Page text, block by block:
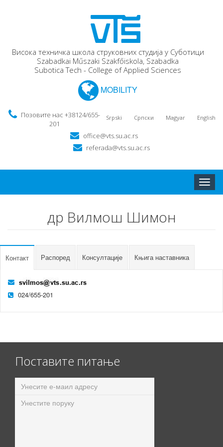
Висока техничка школа струковних студија у Суботици
Szabadkai Műszaki Szakfőiskola, Szabadka
Subotica Tech - College of Applied Sciences
MOBILITY
Srpski Српски Magyar English
Позовите нас +38124/655-
201
office@vts.su.ac.rs
referada@vts.su.ac.rs
Toggle
др Вилмош Шимон
Контакт Распоред Консултације Књига наставника
024/655-201
Поставите питање